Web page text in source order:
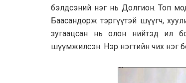
бэлдсэний нэг нь Долгион. Топ
Баасандорж тэргүүтэй шүүгч,
зугаацсан нь олон нийтэд ил
шүүмжилсэн. Нэр нэгтийн чих нэг